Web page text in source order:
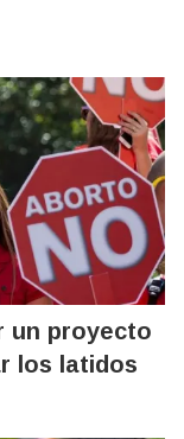
un proyecto
los latidos